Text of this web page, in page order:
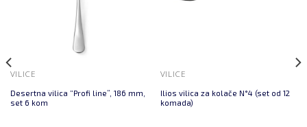
VILICE
Desertna vilica “Profi line”, 186 mm,
set 6 kom
VILICE
Ilios vilica za kolače N°4 (set od 12
komada)